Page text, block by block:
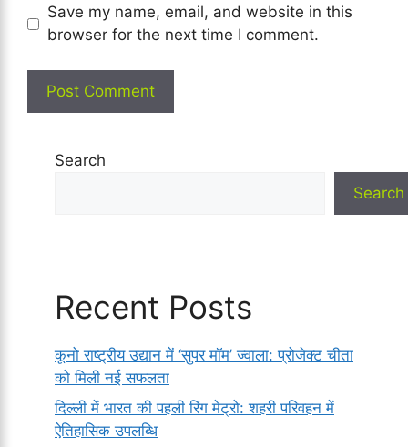
Save my name, email, and website in this
browser for the next time I comment.
Search
Search
Recent Posts
कूनो राष्ट्रीय उद्यान में ‘सुपर मॉम’ ज्वाला: प्रोजेक्ट चीता
को मिली नई सफलता
दिल्ली में भारत की पहली रिंग मेट्रो: शहरी परिवहन में
ऐतिहासिक उपलब्धि